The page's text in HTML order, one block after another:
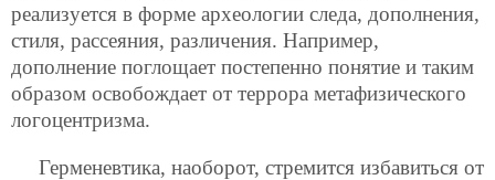
реализуется в форме археологии следа, дополнения,
стиля, рассеяния, различения. Например,
дополнение поглощает постепенно понятие и таким
образом освобождает от террора метафизического
логоцентризма.
Герменевтика, наоборот, стремится избавиться от